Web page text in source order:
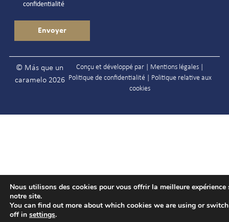
confidentialité
© Más que un
caramelo 2026
Conçu et développé par | Mentions légales
Politique de confidentialité| Politique relative aux
cookies
Nous utilisons des cookies pour vous offrir la meilleure expérience
notre site.
You can find out more about which cookies we are using or
off in settings.